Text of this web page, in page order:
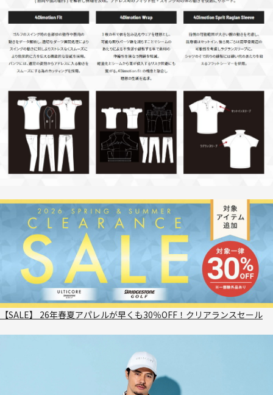
【SALE】 26年春夏アパレルが早くも30％OFF！クリアランスセール